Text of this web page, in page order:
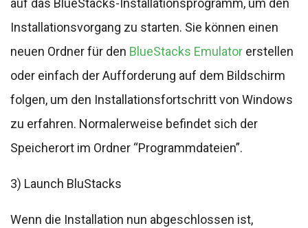
auf das BlueStacks-Installationsprogramm, um den
Installationsvorgang zu starten. Sie können einen
neuen Ordner für den BlueStacks Emulator erstellen
oder einfach der Aufforderung auf dem Bildschirm
folgen, um den Installationsfortschritt von Windows
zu erfahren. Normalerweise befindet sich der
Speicherort im Ordner “Programmdateien”.
3) Launch BluStacks
Wenn die Installation nun abgeschlossen ist,